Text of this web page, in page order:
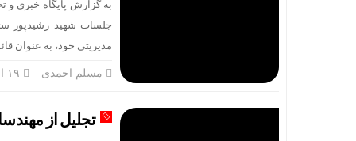
سالگرد
ایستگاه
به گزارش پایگاه خبری و
جلسات شهید رشیدپور
مدیریتی خود، به عنوان
مسلم احمدی
تجلیل از